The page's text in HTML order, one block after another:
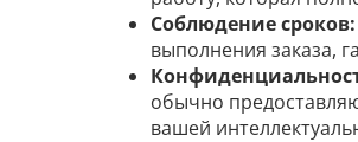
Соблюдение сроков:
выполнения заказа,
обычно
вашей